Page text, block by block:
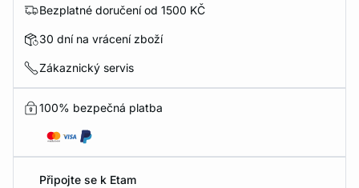
Bezplatné doručení od 1500 KČ
30 dní na vrácení zboží
Zákaznický servis
100% bezpečná platba
Připojte se k Etam